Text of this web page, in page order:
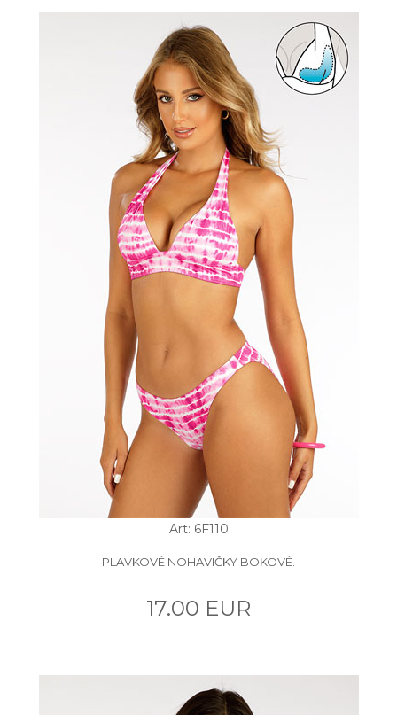
Art: 6F110
PLAVKOVÉ NOHAVIČKY BOKOVÉ.
17.00 EUR